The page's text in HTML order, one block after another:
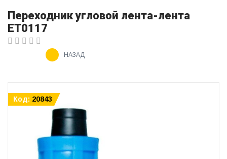
Переходник угловой лента-лента
ET0117
НАЗАД
Код: 20843